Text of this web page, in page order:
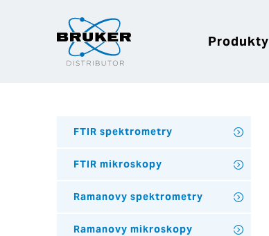
Produkty
FTIR spektrometry
FTIR mikroskopy
Ramanovy spektrometry
Ramanovy mikroskopy